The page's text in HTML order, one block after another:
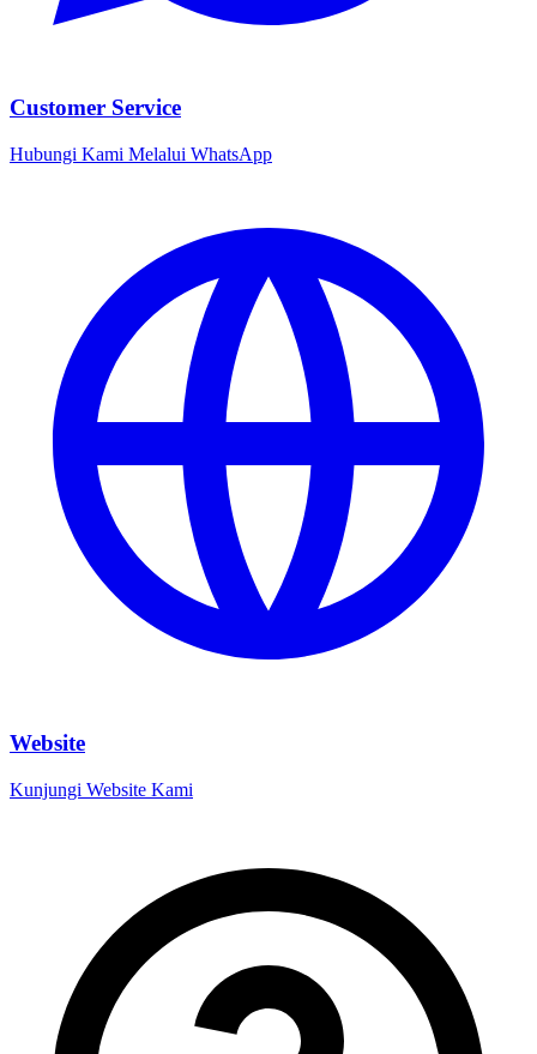
Customer Service
Hubungi Kami Melalui WhatsApp
Website
Kunjungi Website Kami